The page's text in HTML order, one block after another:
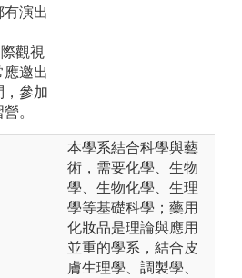
有演出
觀視
應邀出
，參加
。
本學系結合科學與藝
術，需要化學、生物
學、生物化學、生理
學等基礎科學；藥用
化妝品是理論與應用
並重的學系，結合皮
膚生理學、調製學、